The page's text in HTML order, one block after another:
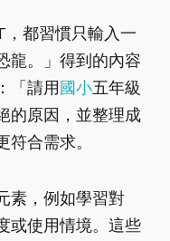
都習慣只輸入一
龍。」得到的內容
「請用國小五年級
的原因，並整理成
合需求。
素，例如學習對
或使用情境。這些